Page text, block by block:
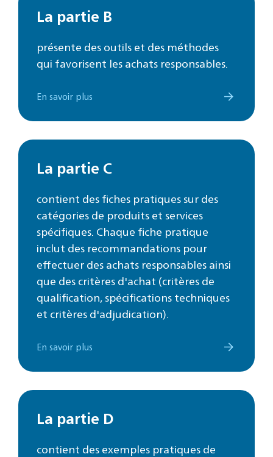
La partie B
présente des outils et des méthodes
qui favorisent les achats responsables.
En savoir plus
La partie C
contient des fiches pratiques sur des
catégories de produits et services
spécifiques. Chaque fiche pratique
inclut des recommandations pour
effectuer des achats responsables ainsi
que des critères d'achat (critères de
qualification, spécifications techniques
et critères d'adjudication).
En savoir plus
La partie D
contient des exemples pratiques de